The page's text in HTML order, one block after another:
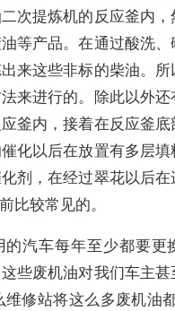
次提炼机的反应釜内
等产品。在通过酸洗
来这些非标的柴油。所
来进行的。除此以外
釜内，接着在反应釜
化以后在放置有多层填
剂，在经过翠花以后
比较常见的。
汽车每年至少都要更
些废机油对我们车主甚
修站将这么多废机油